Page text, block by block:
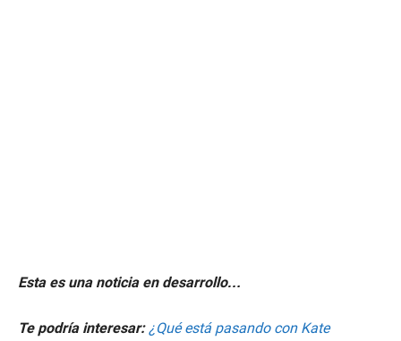
Esta es una noticia en desarrollo…
Te podría interesar: ¿Qué está pasando con Kate